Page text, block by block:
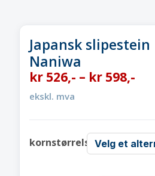
Japansk slipestein
Naniwa
kr 526,- – kr 598,-
ekskl. mva
kornstørrelse